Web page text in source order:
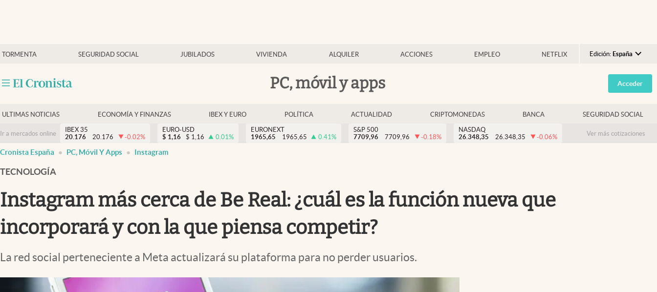
TORMENTA SEGURIDAD SOCIAL JUBILADOS VIVIENDA ALQUILER ACCIONES EMPLEO NETFLIX Edición: España
Argentina
España
USA
Colombia
PC, móvil y apps
Economía y finanzas
Criptomonedas
Acceder
ULTIMAS NOTICIAS ECONOMÍA Y FINANZAS IBEX Y EURO POLÍTICA ACTUALIDAD CRIPTOMONEDAS BANCA SEGURIDAD SOCIAL
Ir a mercados online
IBEX 35
20.176
20.176 -0.02%
EURO-USD
$ 1,16 $ 1,16 0.01%
EURONEXT
1965,65
1965,65 0.41%
S&P 500
7709,96
7709,96 -0.18%
NASDAQ
26.348,35
26.348,35 -0.06% Ver más cotizaciones
Cronista España PC, Móvil Y Apps Instagram
TECNOLOGÍA
Instagram más cerca de Be Real: ¿cuál es la función nueva que
incorporará y con la que piensa competir?
La red social perteneciente a Meta actualizará su plataforma para no perder usuarios.